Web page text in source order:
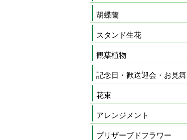
胡蝶蘭
スタンド生花
観葉植物
記念日・歓送迎会・お見舞
花束
アレンジメント
プリザーブドフラワー